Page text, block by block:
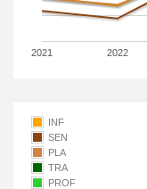
2021 2022
INF
SEN
PLA
TRA
PROF